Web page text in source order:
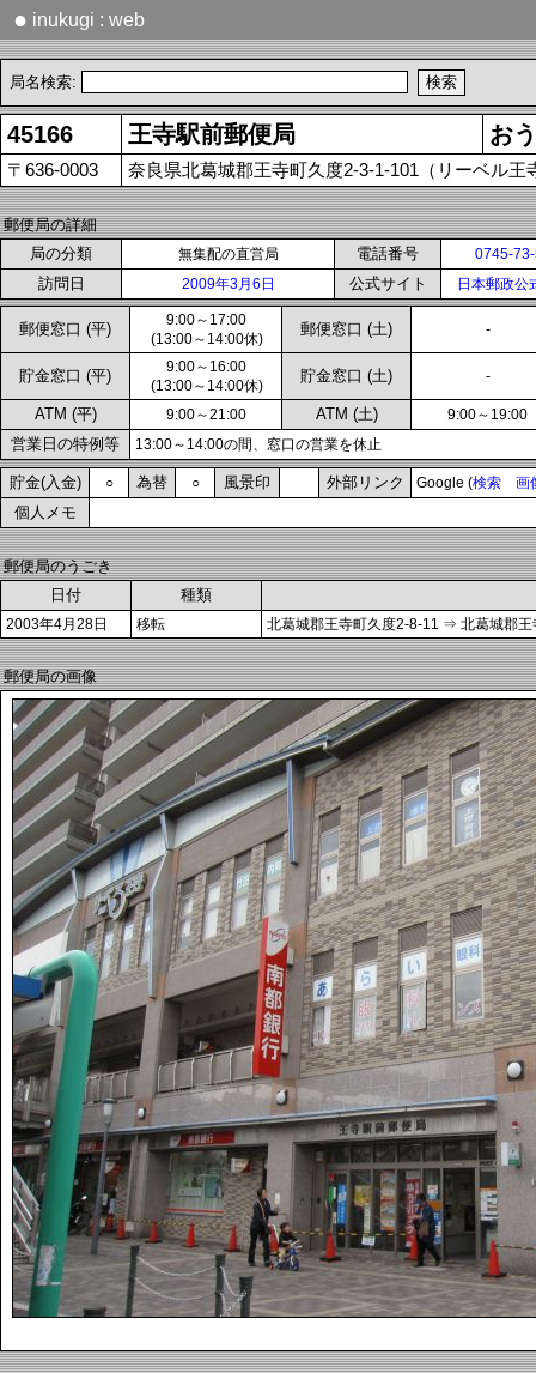
● inukugi : web
局名検索:
45166 王寺駅前郵便局 お
〒636-0003 奈良県北葛城郡王寺町久度2-3-1-101（リーベル王
郵便局の詳細
局の分類
無集配の直営局 電話番号 0745-
訪問日 2009年3月6日 公式サイト 日本郵政公
郵便窓口 (平)
9:00～17:00
(13:00～14:00休)
郵便窓口 (土) -
貯金窓口 (平)
9:00～16:00
(13:00～14:00休)
貯金窓口 (土) -
ATM (平) 9:00～21:00 ATM (土) 9:00～19:00
営業日の特例等 13:00～14:00の間、窓口の営業を休止
貯金(入金) ○ 為替 ○ 風景印 外部リンク Google (検索 画
個人メモ
郵便局のうごき
日付
種類
2003年4月28日 移転 北葛城郡王寺町久度2-8-11 ⇒ 北葛城郡
郵便局の画像